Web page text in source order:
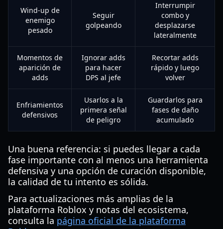
Wind-up de
enemigo
pesado
Seguir
golpeando
Interrumpir
combo y
desplazarse
lateralmente
Momentos de
aparición de
adds
Ignorar adds
para hacer
DPS al jefe
Recortar adds
rápido y luego
volver
Enfriamientos
defensivos
Usarlos a la
primera señal
de peligro
Guardarlos para
fases de daño
acumulado
Una buena referencia: si puedes llegar a cada
fase importante con al menos una herramienta
defensiva y una opción de curación disponible,
la calidad de tu intento es sólida.
Para actualizaciones más amplias de la
plataforma Roblox y notas del ecosistema,
consulta la página oficial de la plataforma